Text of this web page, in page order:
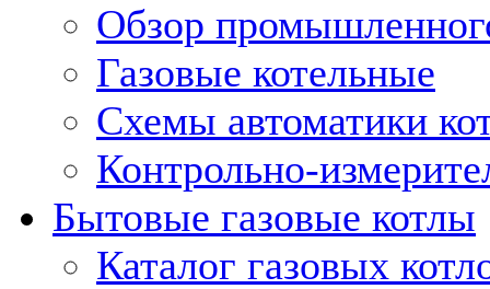
Обзор
Газовые котельные
Схемы автоматики
Контрольно-
Бытовые газовые котлы
Каталог газовых